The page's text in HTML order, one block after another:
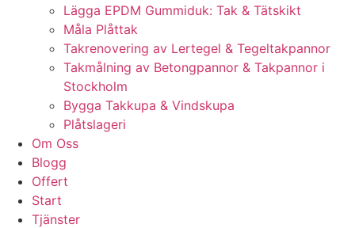
Lägga EPDM Gummiduk: Tak & Tätskikt
Måla Plåttak
Takrenovering av Lertegel & Tegeltakpannor
Takmålning av Betongpannor & Takpannor i
Stockholm
Bygga Takkupa & Vindskupa
Plåtslageri
Om Oss
Blogg
Offert
Start
Tjänster